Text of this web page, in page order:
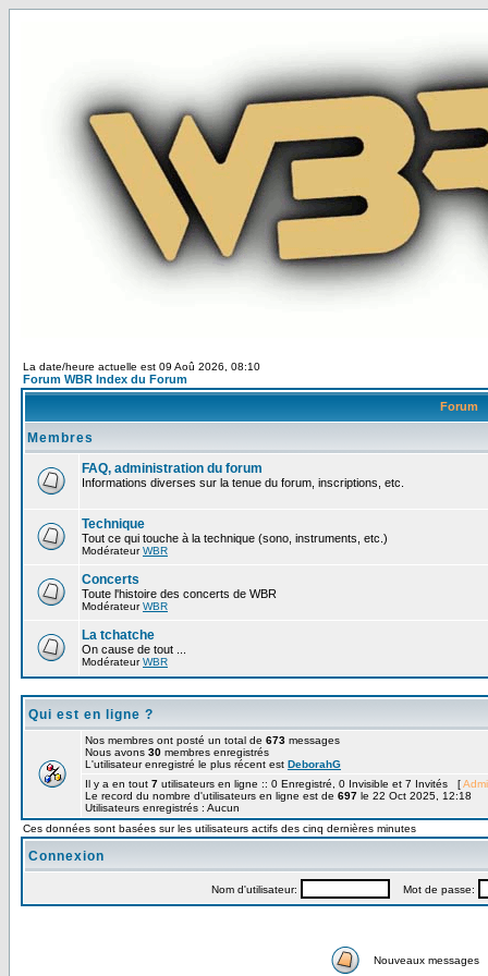
La date/heure actuelle est 09 Aoû 2026, 08:10
Forum WBR Index du Forum
Forum
Membres
FAQ, administration du forum
Informations diverses sur la tenue du forum, inscriptions, etc.
Technique
Tout ce qui touche à la technique (sono, instruments, etc.)
ModérateurWBR
Concerts
Toute l'histoire des concerts de WBR
ModérateurWBR
La tchatche
On cause de tout ...
ModérateurWBR
Qui est en ligne ?
Nos membres ont posté un total de 673 messages
Nous avons 30 membres enregistrés
L'utilisateur enregistré le plus récent est DeborahG
Il y a en tout 7 utilisateurs en ligne :: 0 Enregistré, 0 Invisible et 7 Invités [
Le record du nombre d'utilisateurs en ligne est de 697 le 22 Oct 2025, 12:18
Utilisateurs enregistrés : Aucun
Ces données sont basées sur les utilisateurs actifs des cinq dernières minutes
Connexion
Nom d'utilisateur: Mot de passe:
Nouveaux messages